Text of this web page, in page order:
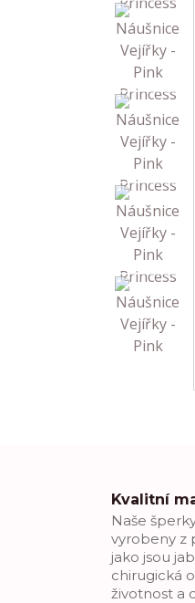
Kvalitní
Naše
vyrobeny z
jako jsou
chirugická
životnost a